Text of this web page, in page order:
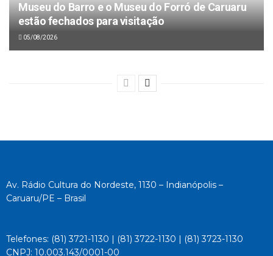
Museu do Barro e o Museu do Forró de Caruaru
estão fechados para visitação
05/08/2026
Av. Rádio Cultura do Nordeste, 1130 – Indianópolis –
Caruaru/PE – Brasil
Telefones: (81) 3721-1130 | (81) 3722-1130 | (81) 3723-1130
CNPJ: 10.003.143/0001-00